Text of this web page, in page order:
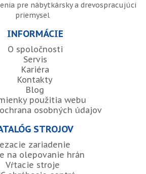
pre nábytkársky a drevospracujúci
priemysel
INFORMÁCIE
O spoločnosti
Servis
Kariéra
Kontakty
Blog
použitia webu
ochrana osobných údajov
STROJOV
zariadenie
na olepovanie hrán
Vŕtacie stroje